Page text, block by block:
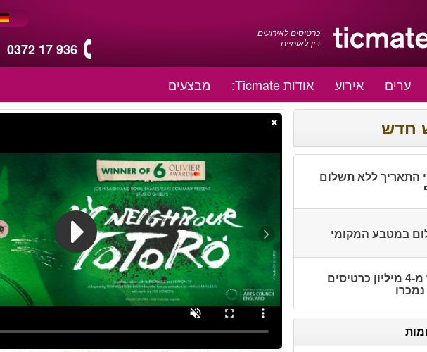
כרטיסים לאירועים
בין-לאומיים
0372 17 936
ערים אירוע אודות Ticmate: מבצעים
חדש
התאריך ללא תשלום
במטבע המקומי
יותר מ-4 מיליון כרטיסים
×